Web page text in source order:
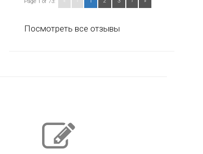
Посмотреть все отзывы